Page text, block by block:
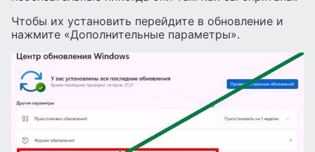
Чтобы их установить перейдите в обновление и
нажмите «Дополнительные параметры».